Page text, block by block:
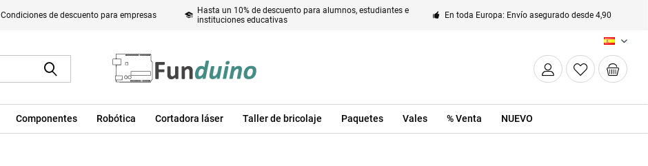
Condiciones de descuento para empresas
Hasta un 10% de descuento para alumnos, estudiantes e
instituciones educativas
En toda Europa: Envío asegurado desde 4,90
ES
Componentes Robótica Cortadora láser Taller de bricolaje Paquetes Vales % Venta NUEVO